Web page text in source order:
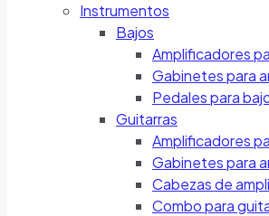
Instrumentos
Bajos
Amplificadores
Gabinetes para
Pedales para
Guitarras
Amplificadores
Gabinetes para
Cabezas de
Combo para